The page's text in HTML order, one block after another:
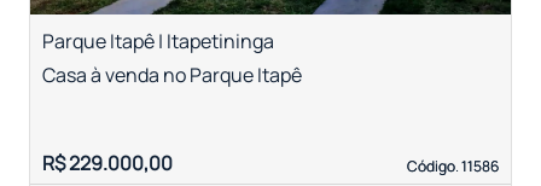
Parque Itapê | Itapetininga
Código. 11586
Código. 11586
Casa à venda no Parque Itapê
R$ 229.000,00